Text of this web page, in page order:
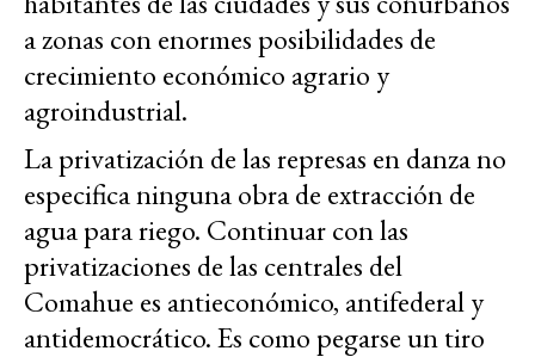
a zonas con enormes posibilidades de
crecimiento económico agrario y
agroindustrial.
La privatización de las represas en danza no
especifica ninguna obra de extracción de
agua para riego. Continuar con las
privatizaciones de las centrales del
Comahue es antieconómico, antifederal y
antidemocrático. Es como pegarse un tiro